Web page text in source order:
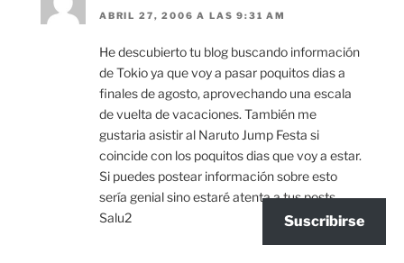
ABRIL 27, 2006 A LAS 9:31 AM
He descubierto tu blog buscando información
de Tokio ya que voy a pasar poquitos dias a
finales de agosto, aprovechando una escala
de vuelta de vacaciones. También me
gustaria asistir al Naruto Jump Festa si
coincide con los poquitos dias que voy a estar.
Si puedes postear información sobre esto
sería genial sino estaré atenta a tus posts.
Salu2
Suscribirse